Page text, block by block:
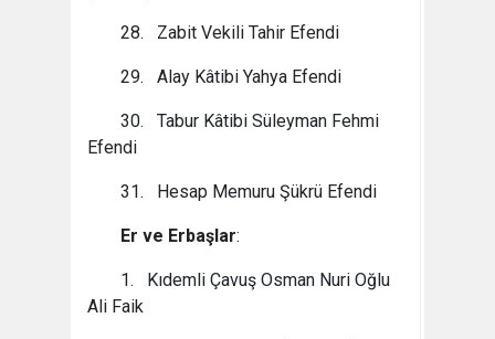
28. Zabit Vekili Tahir Efendi
29. Alay Kâtibi Yahya Efendi
30. Tabur Kâtibi Süleyman Fehmi
Efendi
31. Hesap Memuru Şükrü Efendi
Er ve Erbaşlar:
1. Kıdemli Çavuş Osman Nuri Oğlu
Ali Faik